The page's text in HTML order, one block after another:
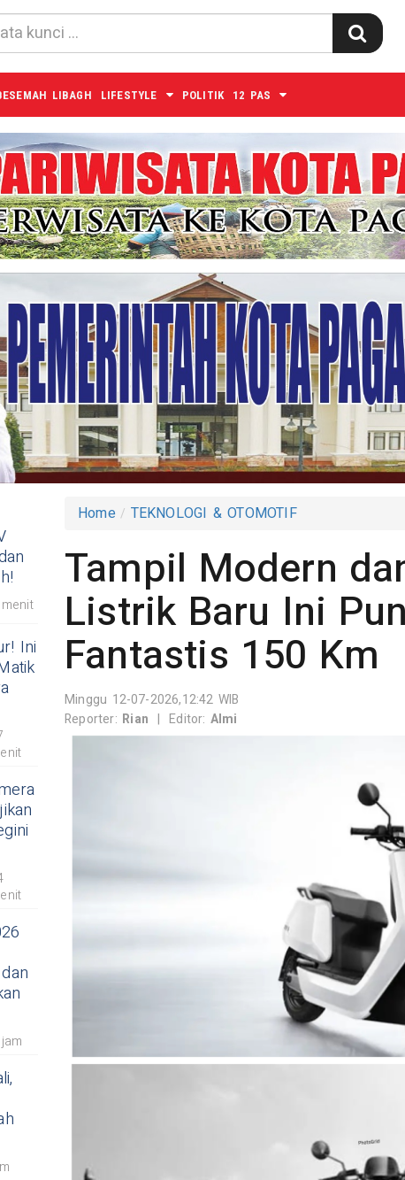
LIBAGH LIFESTYLE POLITIK 12 PAS
Ini
Home TEKNOLOGI & OTOMOTIF
Tampil Modern
Listrik Baru Ini
Fantastis 150 Km
Minggu 12-07-2026,12:42 WIB
Reporter: Rian | Editor: Almi